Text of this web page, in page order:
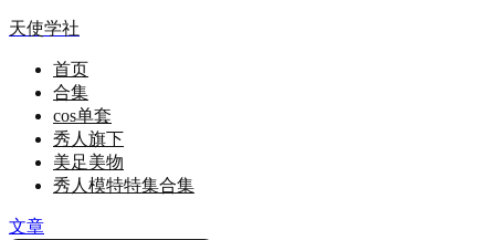
天使学社
首页
合集
cos单套
秀人旗下
美足美物
秀人模特特集合集
文章